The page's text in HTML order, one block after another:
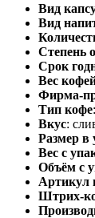
Вид
Вид
Степень
Срок
Вес
Фирма-
Тип кофе:
Вкус:
Размер в
Вес с
Объём с
Артикул
Штрих-